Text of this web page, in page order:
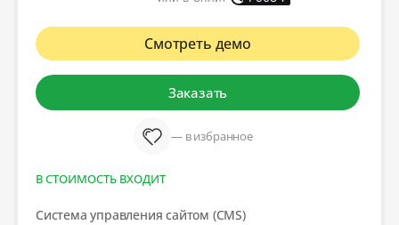
Смотреть демо
Заказать
— в избранное
В СТОИМОСТЬ ВХОДИТ
Система управления сайтом (CMS)